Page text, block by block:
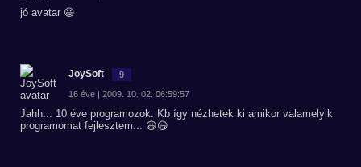
jó avatar 😃
JoySoft 9
16 éve | 2009. 10. 02. 06:59:57
Jahh... 10 éve programozok. Kb így nézhetek ki amikor valamelyik
programomat fejlesztem... 😃😃